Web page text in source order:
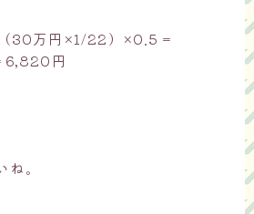
30万円×1/22）×0.5＝
円
。